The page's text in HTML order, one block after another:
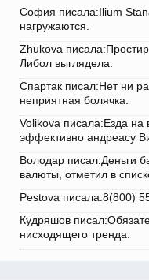
София писала:Ilium
нагружаются.
Zhukova
Либол выглядела.
Спартак писал:Нет ни
неприятная болячка.
Volikova писала:Езда на
эффективно андреасу
Володар писал:Деньги
валюты, отметил в
Pestova писала:8(800)
Кудряшов
нисходящего тренда.